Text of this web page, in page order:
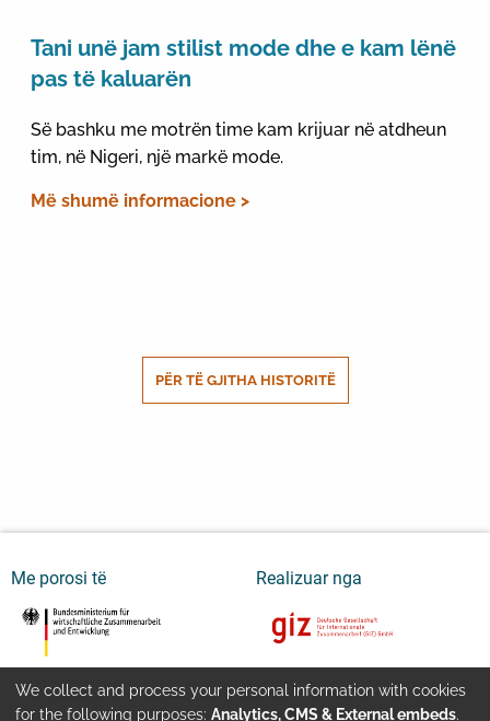
Tani unë jam stilist mode dhe e kam lënë
pas të kaluarën
Së bashku me motrën time kam krijuar në atdheun
tim, në Nigeri, një markë mode.
Më shumë informacione >
PËR TË GJITHA HISTORITË
Me porosi të Realizuar nga
Youtube Kontakti Impressum
We collect and process your personal information with cookies
for the following purposes: Analytics, CMS & External embeds.